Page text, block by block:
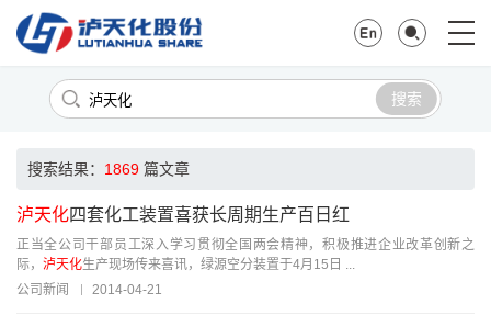
搜索
搜索结果： 1869 篇文章
泸天化四套化工装置喜获长周期生产百日红
正当全公司干部员工深入学习贯彻全国两会精神，积极推进企业改革创新之
际， 泸天化生产现场传来喜讯，绿源空分装置于4月15日 ...
公司新闻
2014-04-21